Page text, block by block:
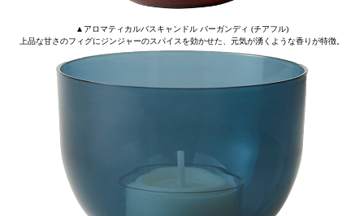
▲アロマティカルバスキャンドル バーガンディ (チアフル)
上品な甘さのフィグにジンジャーのスパイスを効かせた、元気が湧くような香りが特徴。